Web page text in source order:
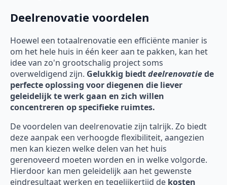
Deelrenovatie voordelen
Hoewel een totaalrenovatie een efficiënte manier is
om het hele huis in één keer aan te pakken, kan het
idee van zo'n grootschalig project soms
overweldigend zijn. Gelukkig biedtdeelrenovatiede
perfecte oplossing voor diegenen die liever
geleidelijk te werk gaan en zich willen
concentreren op specifieke ruimtes.
De voordelen van deelrenovatie zijn talrijk. Zo biedt
deze aanpak een verhoogde flexibiliteit, aangezien
men kan kiezen welke delen van het huis
gerenoveerd moeten worden en in welke volgorde.
Hierdoor kan men geleidelijk aan het gewenste
eindresultaat werken en tegelijkertijd de kosten